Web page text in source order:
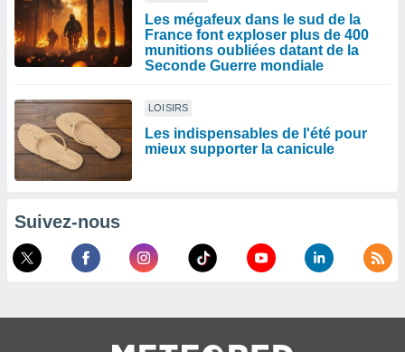
Les mégafeux dans le sud de la
France font exploser plus de 400
munitions oubliées datant de la
Seconde Guerre mondiale
LOISIRS
Les indispensables de l'été pour
mieux supporter la canicule
Suivez-nous